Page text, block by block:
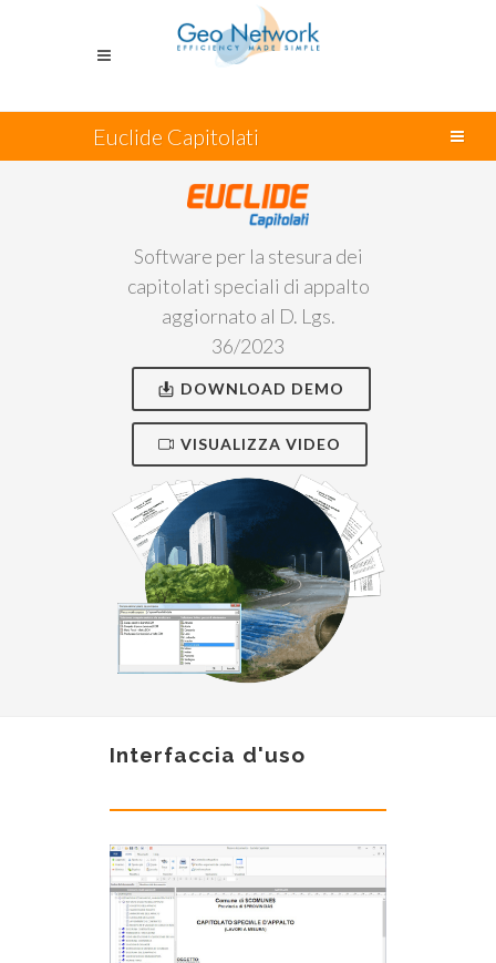
Euclide Capitolati
Software per la stesura dei
capitolati speciali di appalto
aggiornato al D. Lgs.
36/2023
DOWNLOAD DEMO
VISUALIZZA VIDEO
Interfaccia d'uso